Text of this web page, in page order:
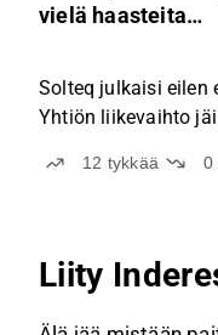
vielä haasteita
Solteq julkaisi eilen
Yhtiön liikevaihto
hieman
12 tykkää 0
Liity